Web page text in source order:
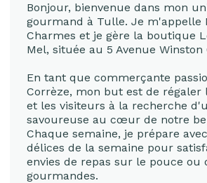
Bonjour, bienvenue dans mon
gourmand à Tulle. Je m'appelle
Charmes et je gère la boutique
Mel, située au 5 Avenue
En tant que commerçante
Corrèze, mon but est de régaler
et les visiteurs à la recherche
savoureuse au cœur de notre
Chaque semaine, je prépare
délices de la semaine pour
envies de repas sur le pouce ou
gourmandes.